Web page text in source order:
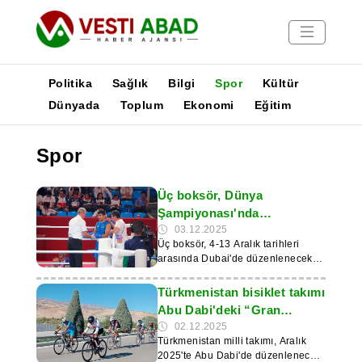
Haberler
Yayınlar
Medya
Poster
Politika Sağlık Bilgi Spor
Kültür
Dünyada
Toplum Ekonomi Eğitim
Spor
Üç boksör, Dünya
Şampiyonası'nda
Türkmenistan'ı temsil
edecek
03.12.2025
Üç boksör, 4-13 Aralık tarihleri
arasında Dubai'de düzenlenecek
Türkmenistan'ı temsil edecek.
Altın çağ”a göre, takım
Özbekistan'da düzenlenen
antrenman kamplarının sonuçlarına
Türkmenistan bisiklet takımı
Abu Dabi'deki “Gran
Fondo” yarışına katılacak
02.12.2025
Türkmenistan milli takımı, Aralık
2025'te Abu Dabi'de düzenlenecek